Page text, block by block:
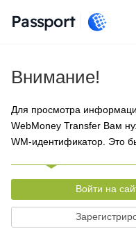
Passport
Внимание!
Для просмотра
WebMoney Transfer Вам
WM-идентификатор. Это
Войти на